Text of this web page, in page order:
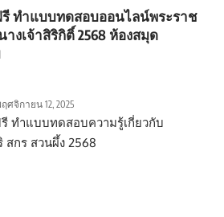
ทำแบบทดสอบออนไลน์พระราช
งเจ้าสิริกิติ์ 2568 ห้องสมุด
ศจิกายน 12, 2025